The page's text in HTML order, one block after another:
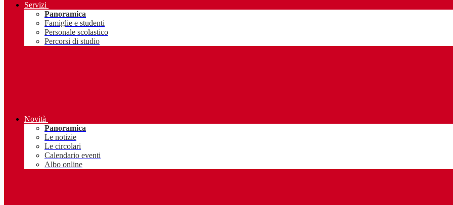
Servizi
Panoramica
Famiglie e studenti
Personale scolastico
Percorsi di studio
Novità
Panoramica
Le notizie
Le circolari
Calendario eventi
Albo online